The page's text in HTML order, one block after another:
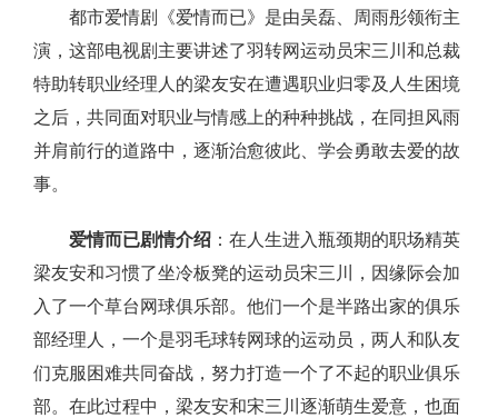
都市爱情剧《爱情而已》是由吴磊、周雨彤领衔主
演，这部电视剧主要讲述了羽转网运动员宋三川和总裁
特助转职业经理人的梁友安在遭遇职业归零及人生困境
之后，共同面对职业与情感上的种种挑战，在同担风雨
并肩前行的道路中，逐渐治愈彼此、学会勇敢去爱的故
事。
爱情而已剧情介绍 ：在人生进入瓶颈期的职场精英
梁友安和习惯了坐冷板凳的运动员宋三川，因缘际会加
入了一个草台网球俱乐部。他们一个是半路出家的俱乐
部经理人，一个是羽毛球转网球的运动员，两人和队友
们克服困难共同奋战，努力打造一个了不起的职业俱乐
部。在此过程中，梁友安和宋三川逐渐萌生爱意，也面